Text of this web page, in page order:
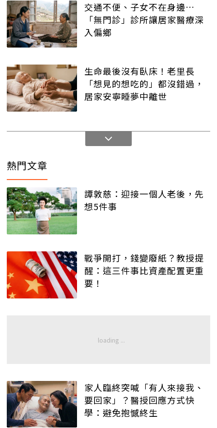
交通不便、子女不在身邊…
「無門診」診所讓居家醫療深
入偏鄉
生命最後沒有臥床！老里長
「想見的想吃的」都沒錯過，
居家安寧睡夢中離世
熱門文章
譚敦慈：迎接一個人老後，先
想5件事
戰爭開打，錢變廢紙？教授提
醒：這三件事比資產配置更重
要！
家人臨終突喊「有人來接我、
要回家」？醫授回應方式快
學：避免抱憾終生